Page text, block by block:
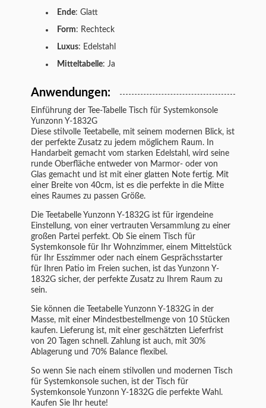
Ende: Glatt
Form: Rechteck
Luxus: Edelstahl
Mitteltabelle: Ja
Anwendungen:
Einführung der Tee-Tabelle
Tisch für Systemkonsole
Yunzonn Y-1832G
Diese stilvolle Teetabelle, mit seinem modernen Blick, ist
der perfekte Zusatz zu jedem möglichem Raum. In
Handarbeit gemacht vom starken Edelstahl, wird seine
runde Oberfläche entweder von Marmor- oder von
Glas gemacht und ist mit einer glatten Note fertig. Mit
einer Breite von 40cm, ist es die perfekte in die Mitte
eines Raumes zu passen Größe.
Die Teetabelle Yunzonn Y-1832G ist für irgendeine
Einstellung, von einer vertrauten Versammlung zu einer
großen Partei perfekt. Ob Sie einem Tisch für
Systemkonsole für Ihr Wohnzimmer, einem Mittelstück
für Ihr Esszimmer oder nach einem Gesprächsstarter
für Ihren Patio im Freien suchen, ist das Yunzonn Y-
1832G sicher, der perfekte Zusatz zu Ihrem Raum zu
sein.
Sie können die Teetabelle Yunzonn Y-1832G in der
Masse, mit einer Mindestbestellmenge von 10 Stücken
kaufen. Lieferung ist, mit einer geschätzten Lieferfrist
von 20 Tagen schnell. Zahlung ist auch, mit 30%
Ablagerung und 70% Balance flexibel.
So wenn Sie nach einem stilvollen und modernen Tisch
für Systemkonsole suchen, ist der Tisch für
Systemkonsole Yunzonn Y-1832G die perfekte Wahl.
Kaufen Sie Ihr heute!